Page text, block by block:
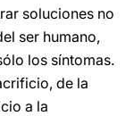
soluciones no
ser humano,
los síntomas.
de la
a la